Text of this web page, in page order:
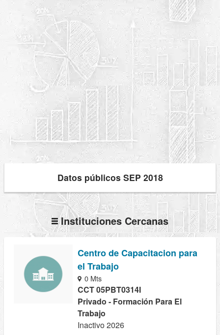
Datos públicos SEP 2018
Instituciones Cercanas
Centro de Capacitacion para
el Trabajo
0 Mts
CCT 05PBT0314I
Privado - Formación Para El
Trabajo
Inactivo 2026